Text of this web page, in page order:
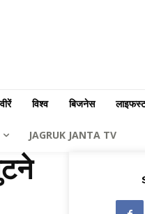
विश्व बिजनेस
JAGRUK JANTA TV